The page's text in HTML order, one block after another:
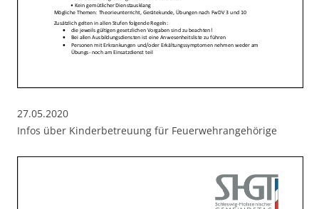
27.05.2020
Infos über Kinderbetreuung für Feuerwehrangehörige